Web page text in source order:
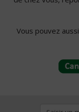
Vous pouvez